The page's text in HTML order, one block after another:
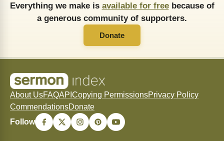
Everything we make is available for freebecause of
a generous community of supporters.
Donate
About UsFAQAPI Copying PermissionsPrivacy Policy
CommendationsDonate
Follow